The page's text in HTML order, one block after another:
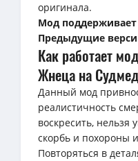
оригинала.
Мод поддерживает
Предыдущие
Как работает
Жнеца на
Данный мод
реалистичность
воскресить, нельзя
скорбь и похороны
Повторяться в